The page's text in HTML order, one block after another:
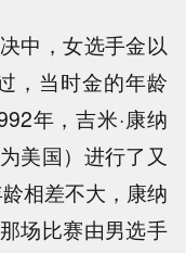
中，女选手金以
，当时金的年龄
年，吉米·康纳
美国）进行了又
相差不大，康纳
场比赛由男选手